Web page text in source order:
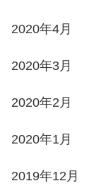
2020年4月
2020年3月
2020年2月
2020年1月
2019年12月